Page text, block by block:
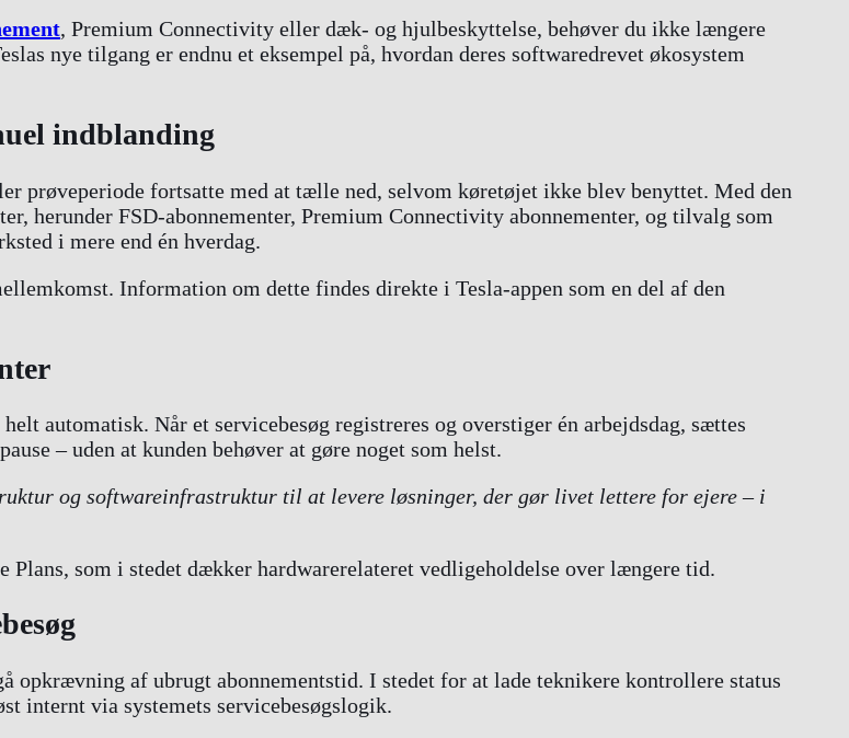
, Premium Connectivity eller dæk- og hjulbeskyttelse, behøver du ikke længere
nye tilgang er endnu et eksempel på, hvordan deres softwaredrevet økosystem
indblanding
prøveperiode fortsatte med at tælle ned, selvom køretøjet ikke blev benyttet. Med den
herunder FSD-abonnementer, Premium Connectivity abonnementer, og tilvalg som
i mere end én hverdag.
Information om dette findes direkte i Tesla-appen som en del af den
automatisk. Når et servicebesøg registreres og overstiger én arbejdsdag, sættes
– uden at kunden behøver at gøre noget som helst.
og softwareinfrastruktur til at levere løsninger, der gør livet lettere for ejere – i
Plans, som i stedet dækker hardwarerelateret vedligeholdelse over længere tid.
af ubrugt abonnementstid. I stedet for at lade teknikere kontrollere status
internt via systemets servicebesøgslogik.